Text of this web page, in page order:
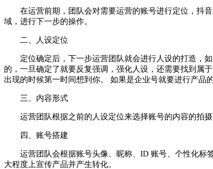
在运营前期，团队会对需要运营的账号进行定位，抖音
域，进行下一步的操作。
二、人设定位
定位确定后，下一步运营团队就会进行人设的打造，如
的，一旦确定了就要反复强调，强化人设，还需要找到属
出现的时候第一时间想到你。 如果是企业号就要进行产品
三、内容形式
运营团队根据之前的人设定位来选择账号的内容的拍摄
四、账号搭建
运营团队会根据账号头像、昵称、ID 账号、个性化标签
大程度上宣传产品并产生转化。